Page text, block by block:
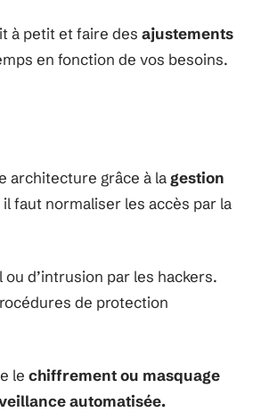
à petit et faire des ajustements
en fonction de vos besoins.
architecture grâce à la gestion
faut normaliser les accès par la
d’intrusion par les hackers.
de protection
le chiffrement ou masquage
automatisée.